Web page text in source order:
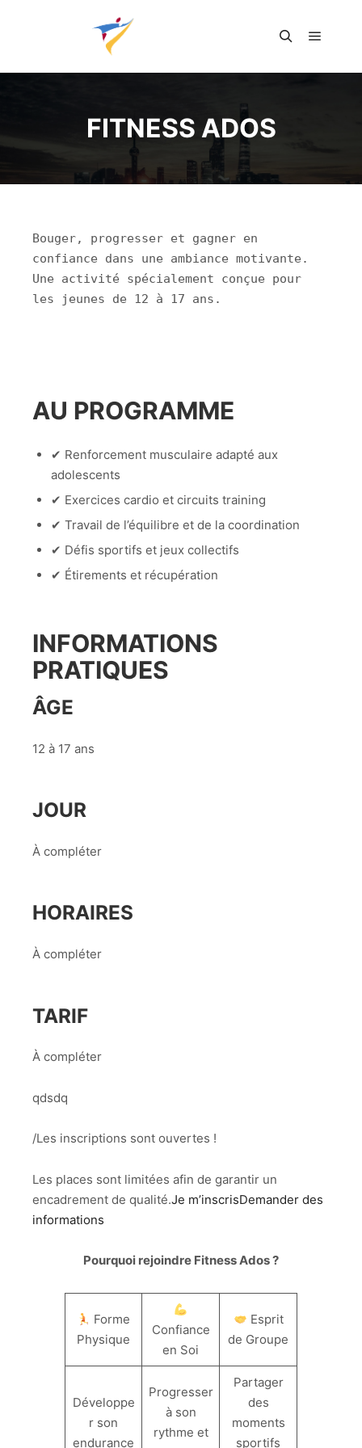
FITNESS ADOS
Bouger, progresser et gagner en
confiance dans une ambiance motivante.
Une activité spécialement conçue pour
les jeunes de 12 à 17 ans.
AU PROGRAMME
✔ Renforcement musculaire adapté aux
adolescents
✔ Exercices cardio et circuits training
✔ Travail de l’équilibre et de la coordination
✔ Défis sportifs et jeux collectifs
✔ Étirements et récupération
INFORMATIONS
PRATIQUES
ÂGE
12 à 17 ans
JOUR
À compléter
HORAIRES
À compléter
TARIF
À compléter
qdsdq
/Les inscriptions sont ouvertes !
Les places sont limitées afin de garantir un
encadrement de qualité.Je m’inscrisDemander des
informations
Pourquoi rejoindre Fitness Ados ?
Forme
Physique
Confiance
en Soi
Esprit
de Groupe
Développe
r son
endurance
Progresser
à son
rythme et
Partager
des
moments
sportifs